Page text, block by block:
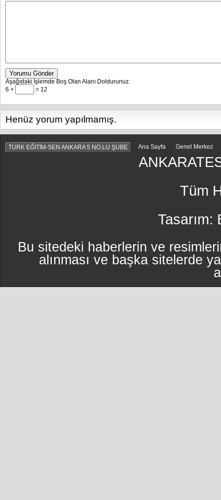
Yorumu Gönder
Aşağıdaki İşlemde Boş Olan Alanı Doldurunuz.
6 +
= 12
Henüz yorum yapılmamış.
TÜRK EĞİTİM-SEN ANKARA 5 NO.LU ŞUBE Ana Sayfa Genel Merkez
Tüm
Tasarım:
Bu sitedeki haberlerin ve
alınması ve başka sitelerde